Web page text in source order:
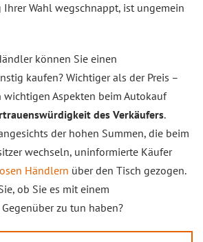
Ihrer Wahl wegschnappt, ist ungemein
können Sie einen
kaufen? Wichtiger als der Preis –
Aspekten beim Autokauf
des Verkäufers.
der hohen Summen, die beim
wechseln, uninformierte Käufer
Händlern über den Tisch gezogen.
ob Sie es mit einem
zu tun haben?